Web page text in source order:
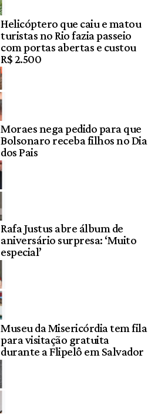
Helicóptero que caiu e matou
turistas no Rio fazia passeio
com portas abertas e custou
R$ 2.500
Moraes nega pedido para que
Bolsonaro receba filhos no Dia
dos Pais
Rafa Justus abre álbum de
aniversário surpresa: ‘Muito
especial’
Museu da Misericórdia tem fila
para visitação gratuita
durante a Flipelô em Salvador